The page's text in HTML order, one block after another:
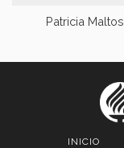
Patricia Maltos
INICIO